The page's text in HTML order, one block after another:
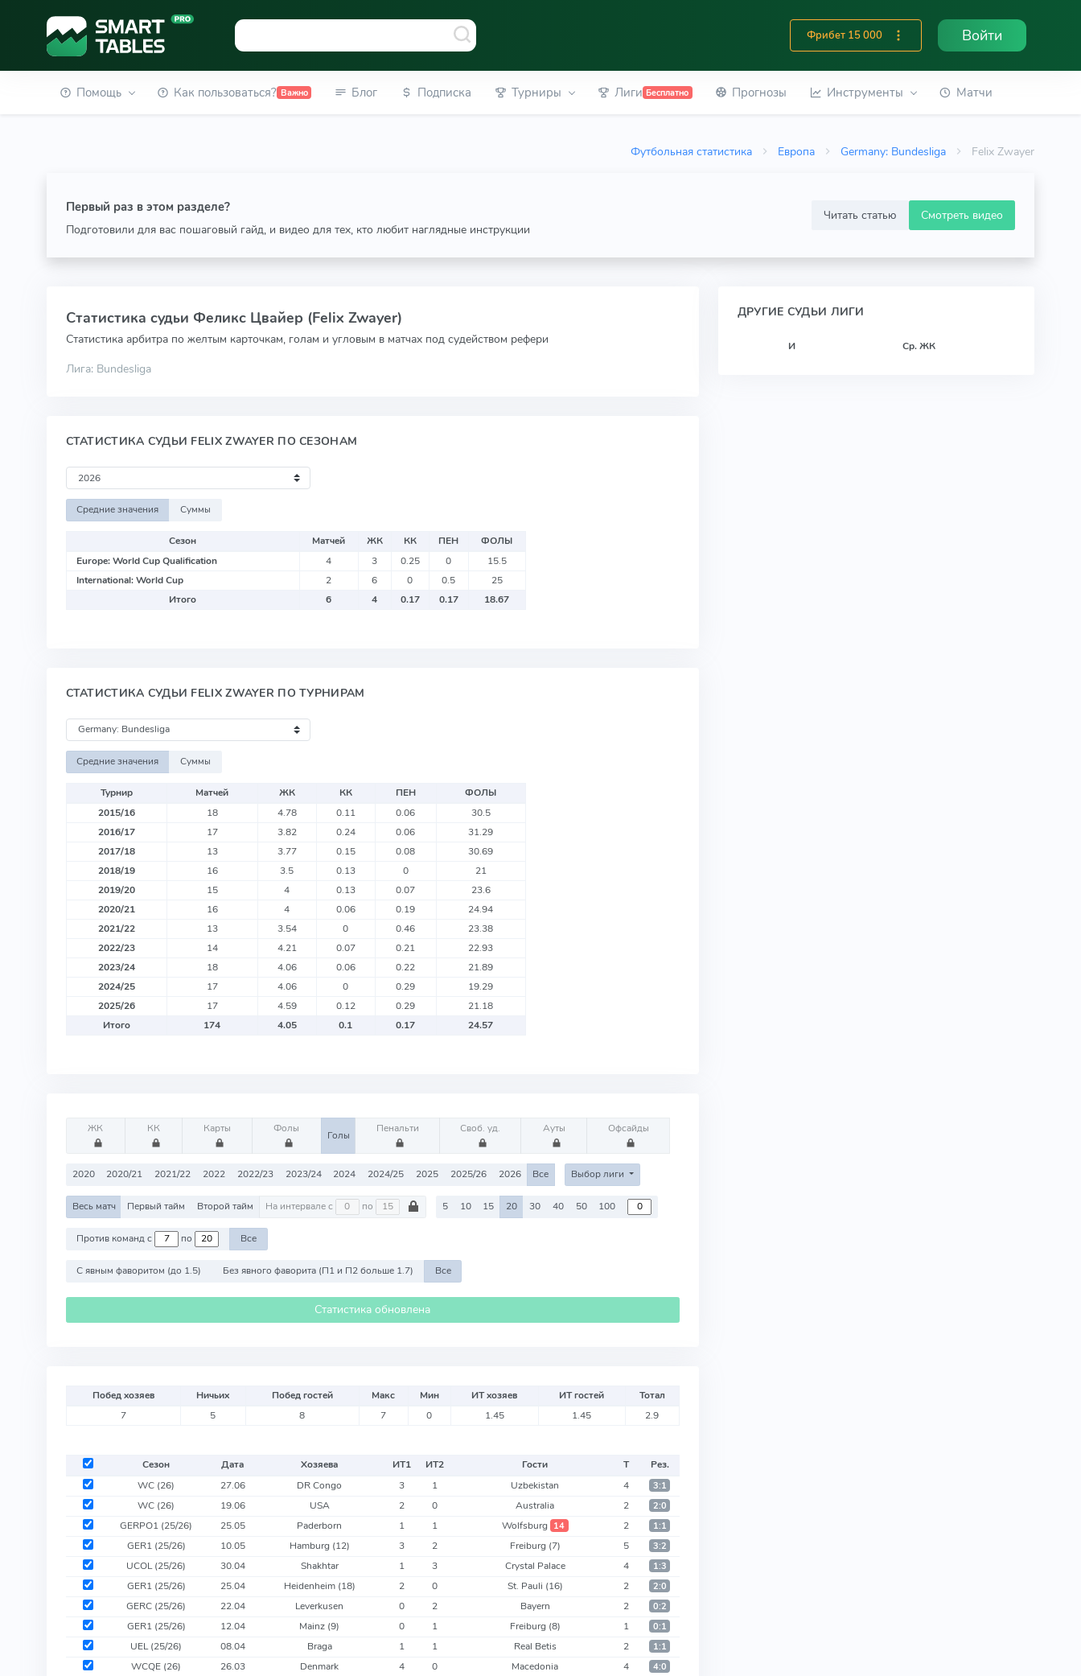
Фрибет 15 000 Войти
Помощь Как пользоваться? Важно Блог Подписка Турниры Лиги Бесплатно Прогнозы Инструменты Матчи
Футбольная статистика Европа Germany: Bundesliga Felix Zwayer
Первый раз в этом разделе?
Подготовили для вас пошаговый гайд, и видео для тех, кто любит наглядные инструкции
Читать статью Смотреть видео
Статистика судьи Феликс Цвайер (Felix Zwayer)
Статистика арбитра по желтым карточкам, голам и угловым в матчах под судейством рефери
Лига: Bundesliga
СТАТИСТИКА СУДЬИ FELIX ZWAYER ПО СЕЗОНАМ
Средние значения Суммы
Сезон Матчей ЖК КК ПЕН
ФОЛЫ
Europe: World Cup Qualification
4 3 0.25 0
15.5
International: World Cup
2 6 0 0.5
25
Итого
6 4 0.17 0.17 18.67
СТАТИСТИКА СУДЬИ FELIX ZWAYER ПО ТУРНИРАМ
Средние значения Суммы
Турнир Матчей ЖК КК ПЕН
ФОЛЫ
2015/16
18 4.78 0.11 0.06
30.5
2016/17
17 3.82 0.24 0.06
31.29
2017/18
13 3.77 0.15 0.08
30.69
2018/19
16 3.5 0.13 0
21
2019/20
15 4 0.13 0.07
23.6
2020/21
16 4 0.06 0.19
24.94
2021/22
13 3.54 0 0.46
23.38
2022/23
14 4.21 0.07 0.21
22.93
2023/24
18 4.06 0.06 0.22
21.89
2024/25
17 4.06 0 0.29
19.29
2025/26
17 4.59 0.12 0.29
21.18
Итого
174 4.05 0.1 0.17 24.57
ЖК КК Карты Фолы
Голы
Пенальти Своб. уд. Ауты Офсайды
2020 2020/21 2021/22 2022 2022/23 2023/24 2024 2024/25 2025 2025/26 2026 Все Выбор лиги
Весь матч Первый тайм Второй тайм На интервале с по 5 10 15 20 30 40 50 100
Против команд с по Все
С явным фаворитом (до 1.5) Без явного фаворита (П1 и П2 больше 1.7) Все
Статистика обновлена
Побед хозяев Ничьих Побед гостей Макс Мин ИТ хозяев ИТ гостей
Тотал
7
5 8 7 0 1.45 1.45 2.9
Сезон Дата Хозяева ИТ1 ИТ2 Гости Т
Рез.
WC (26)
27.06 DR Congo 3 1 Uzbekistan 4 3:1
WC (26) 19.06 USA 2 0 Australia 2 2:0
GERPO1 (25/26) 25.05 Paderborn 1 1 Wolfsburg 14 2 1:1
GER1 (25/26) 10.05 Hamburg (12) 3 2 Freiburg (7) 5 3:2
UCOL (25/26) 30.04 Shakhtar 1 3 Crystal Palace 4 1:3
GER1 (25/26) 25.04 Heidenheim (18) 2 0 St. Pauli (16) 2 2:0
GERC (25/26) 22.04 Leverkusen 0 2 Bayern 2 0:2
GER1 (25/26) 12.04 Mainz (9) 0 1 Freiburg (8) 1 0:1
UEL (25/26) 08.04 Braga 1 1 Real Betis 2 1:1
WCQE (26) 26.03 Denmark 4 0 Macedonia 4 4:0
ДРУГИЕ СУДЬИ ЛИГИ
И Ср. ЖК